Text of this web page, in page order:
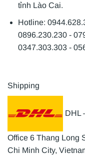
tỉnh Lào Cai.
Hotline:
0896.230.230 -
0347.303.303 -
Shipping
DHL
Office 6 Thang Long
Chi Minh City,